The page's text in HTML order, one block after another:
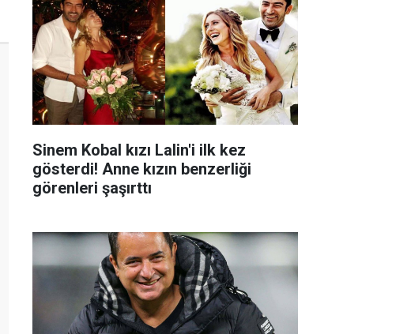
Sinem Kobal kızı Lalin'i ilk kez
gösterdi! Anne kızın benzerliği
görenleri şaşırttı